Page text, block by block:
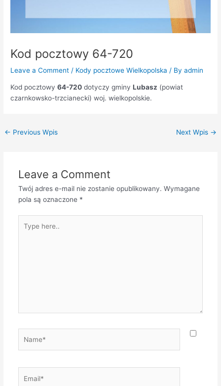
Kod pocztowy 64-720
Leave a Comment / Kody pocztowe Wielkopolska / Byadmin
Kod pocztowy64-720 dotyczy gminyLubasz (powiat
czarnkowsko-trzcianecki) woj. wielkopolskie.
← Previous Wpis Next Wpis →
Leave a Comment
Twój adres e-mail nie zostanie opublikowany. Wymagane
pola są oznaczone *
here..